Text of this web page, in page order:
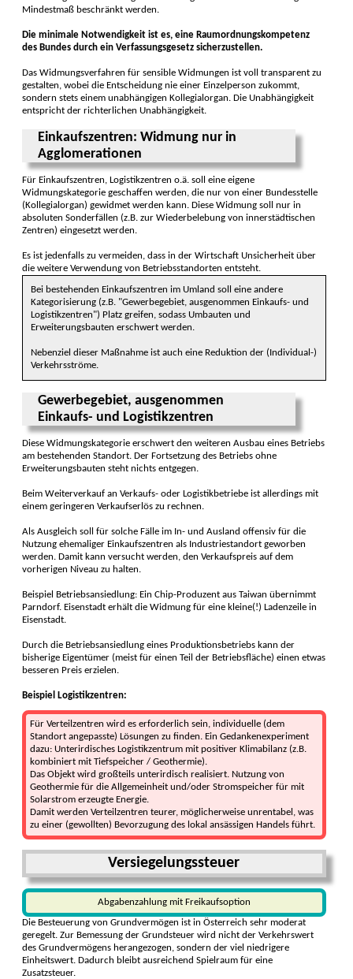
Mindestmaß beschränkt werden.
Die minimale Notwendigkeit ist es, eine Raumordnungskompetenz
des Bundes durch ein Verfassungsgesetz sicherzustellen.
Das Widmungsverfahren für sensible Widmungen ist voll transparent zu
gestalten, wobei die Entscheidung nie einer Einzelperson zukommt,
sondern stets einem unabhängigen Kollegialorgan. Die Unabhängigkeit
entspricht der richterlichen Unabhängigkeit.
Einkaufszentren: Widmung nur in
Agglomerationen
Für Einkaufszentren, Logistikzentren o.ä. soll eine eigene
Widmungskategorie geschaffen werden, die nur von einer Bundesstelle
(Kollegialorgan) gewidmet werden kann. Diese Widmung soll nur in
absoluten Sonderfällen (z.B. zur Wiederbelebung von innerstädtischen
Zentren) eingesetzt werden.
Es ist jedenfalls zu vermeiden, dass in der Wirtschaft Unsicherheit über
die weitere Verwendung von Betriebsstandorten entsteht.
Bei bestehenden Einkaufszentren im Umland soll eine andere
Kategorisierung (z.B. "Gewerbegebiet, ausgenommen Einkaufs- und
Logistikzentren") Platz greifen, sodass Umbauten und
Erweiterungsbauten erschwert werden.
Nebenziel dieser Maßnahme ist auch eine Reduktion der (Individual-)
Verkehrsströme.
Gewerbegebiet, ausgenommen
Einkaufs- und Logistikzentren
Diese Widmungskategorie erschwert den weiteren Ausbau eines Betriebs
am bestehenden Standort. Der Fortsetzung des Betriebs ohne
Erweiterungsbauten steht nichts entgegen.
Beim Weiterverkauf an Verkaufs- oder Logistikbetriebe ist allerdings mit
einem geringeren Verkaufserlös zu rechnen.
Als Ausgleich soll für solche Fälle im In- und Ausland offensiv für die
Nutzung ehemaliger Einkaufszentren als Industriestandort geworben
werden. Damit kann versucht werden, den Verkaufspreis auf dem
vorherigen Niveau zu halten.
Beispiel Betriebsansiedlung: Ein Chip-Produzent aus Taiwan übernimmt
Parndorf. Eisenstadt erhält die Widmung für eine kleine(!) Ladenzeile in
Eisenstadt.
Durch die Betriebsansiedlung eines Produktionsbetriebs kann der
bisherige Eigentümer (meist für einen Teil der Betriebsfläche) einen etwas
besseren Preis erzielen.
Beispiel Logistikzentren:
Für Verteilzentren wird es erforderlich sein, individuelle (dem
Standort angepasste) Lösungen zu finden. Ein Gedankenexperiment
dazu: Unterirdisches Logistikzentrum mit positiver Klimabilanz (z.B.
kombiniert mit Tiefspeicher / Geothermie).
Das Objekt wird großteils unterirdisch realisiert. Nutzung von
Geothermie für die Allgemeinheit und/oder Stromspeicher für mit
Solarstrom erzeugte Energie.
Damit werden Verteilzentren teurer, möglicherweise unrentabel, was
zu einer (gewollten) Bevorzugung des lokal ansässigen Handels führt.
Versiegelungssteuer
Abgabenzahlung mit Freikaufsoption
Die Besteuerung von Grundvermögen ist in Österreich sehr moderat
geregelt. Zur Bemessung der Grundsteuer wird nicht der Verkehrswert
des Grundvermögens herangezogen, sondern der viel niedrigere
Einheitswert. Dadurch bleibt ausreichend Spielraum für eine
Zusatzsteuer.